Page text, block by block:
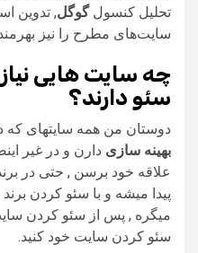
تحلیل کنسولگوگل, تدوین
سایت‌های مطرح را نیز
چه سایت هایی
سئو دارند؟
دوستان من همه سایتهای که
بهینه سازی دارن و در غیر
علاقه خود برسن , حتی در
پیدا میشه و با سئو کردن
میگره , پس از سئو کردن
سئو کردن سایت خود کنید.